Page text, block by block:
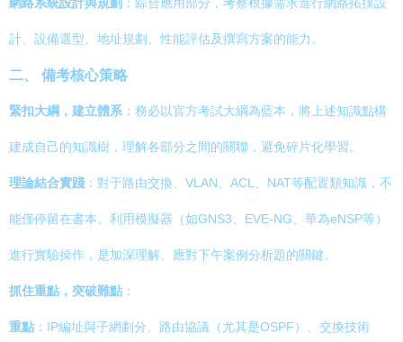
計、設備選型、地址規劃、性能評估及撰寫方案的能力。
二、 備考核心策略
緊扣大綱，建立體系 ：務必以官方考試大綱為藍本，將上述知識點構
建成自己的知識樹，理解各部分之間的關聯，避免碎片化學習。
理論結合實踐 ：對于路由交換、VLAN、ACL、NAT等配置類知識，不
能僅停留在書本。利用模擬器（如GNS3、EVE-NG、華為eNSP等）
進行實驗操作，是加深理解、應對下午案例分析題的關鍵。
抓住重點，突破難點 ：
重點 ：IP編址與子網劃分、路由協議（尤其是OSPF）、交換技術